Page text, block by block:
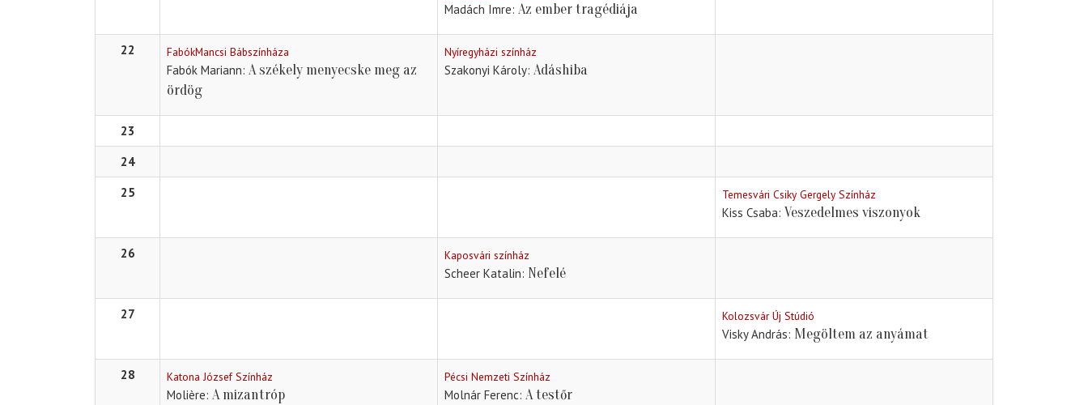
Madách Imre Az ember tragédiája
22 FabókMancsi Bábszínháza
Fabók Mariann A székely menyecske meg az
ördög
Nyíregyházi színház
Szakonyi Károly Adáshiba
23
24
25
Temesvári Csiky Gergely Színház
Kiss Csaba Veszedelmes viszonyok
26 Kaposvári színház
Scheer Katalin Nefelé
27 Kolozsvár Új Stúdió
Visky András Megöltem az anyámat
28 Katona József Színház
Molière A mizantróp
Pécsi Nemzeti Színház
Molnár Ferenc A testőr